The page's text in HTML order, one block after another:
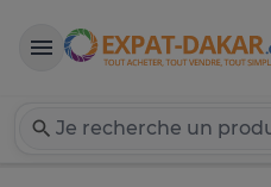
Expat-